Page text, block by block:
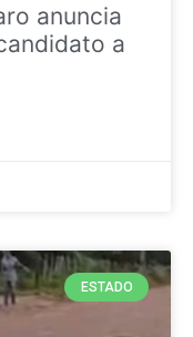
anuncia
a
ESTADO